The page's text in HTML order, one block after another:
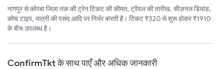
नागपुर से कोरबा जिला तक की ट्रेन टिकट की कीमत, ट्रैवल की तारीख, सीज़नल डिमांड,
कोच टाइप, यात्री की पसंद आदि पर निर्भर करती है। टिकट ₹320 से शुरू होकर ₹1910
के बीच उपलब्ध है।
ConfirmTkt के साथ पाएँ और अधिक जानकारी